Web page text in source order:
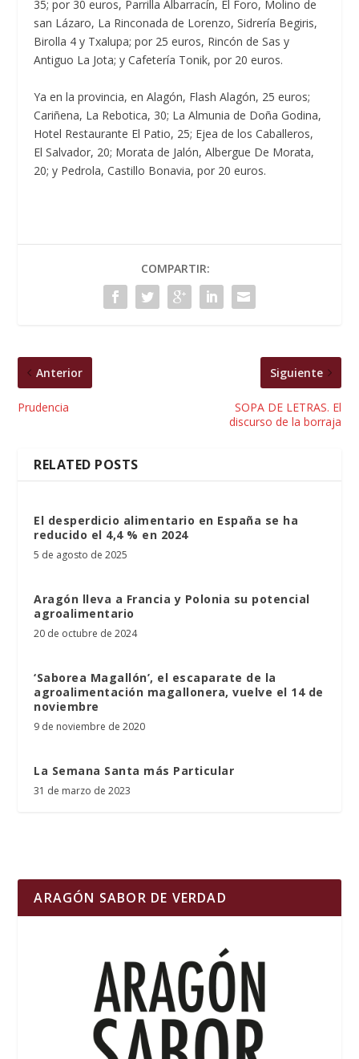
35; por 30 euros, Parrilla Albarracín, El Foro, Molino de
san Lázaro, La Rinconada de Lorenzo, Sidrería Begiris,
Birolla 4 y Txalupa; por 25 euros, Rincón de Sas y
Antiguo La Jota; y Cafetería Tonik, por 20 euros.
Ya en la provincia, en Alagón, Flash Alagón, 25 euros;
Cariñena, La Rebotica, 30; La Almunia de Doña Godina,
Hotel Restaurante El Patio, 25; Ejea de los Caballeros,
El Salvador, 20; Morata de Jalón, Albergue De Morata,
20; y Pedrola, Castillo Bonavia, por 20 euros.
COMPARTIR:
Anterior
Prudencia
Siguiente
SOPA DE LETRAS. El
discurso de la borraja
RELATED POSTS
El desperdicio alimentario en España se ha
reducido el 4,4 % en 2024
5 de agosto de 2025
Aragón lleva a Francia y Polonia su potencial
agroalimentario
20 de octubre de 2024
‘Saborea Magallón’, el escaparate de la
agroalimentación magallonera, vuelve el 14 de
noviembre
9 de noviembre de 2020
La Semana Santa más Particular
31 de marzo de 2023
ARAGÓN SABOR DE VERDAD